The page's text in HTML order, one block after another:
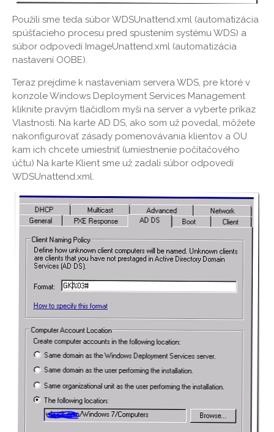
Použili sme teda súbor WDSUnattend.xml (automatizácia
spúšťacieho procesu pred spustením systému WDS) a
súbor odpovedí ImageUnattend.xml (automatizácia
nastavení OOBE).
Teraz prejdime k nastaveniam servera WDS, pre ktoré v
konzole Windows Deployment Services Management
kliknite pravým tlačidlom myši na server a vyberte príkaz
Vlastnosti. Na karte AD DS, ako som už povedal, môžete
nakonfigurovať zásady pomenovávania klientov a OU
kam ich chcete umiestniť (umiestnenie počítačového
účtu) Na karte Klient sme už zadali súbor odpovedí
WDSUnattend.xml.